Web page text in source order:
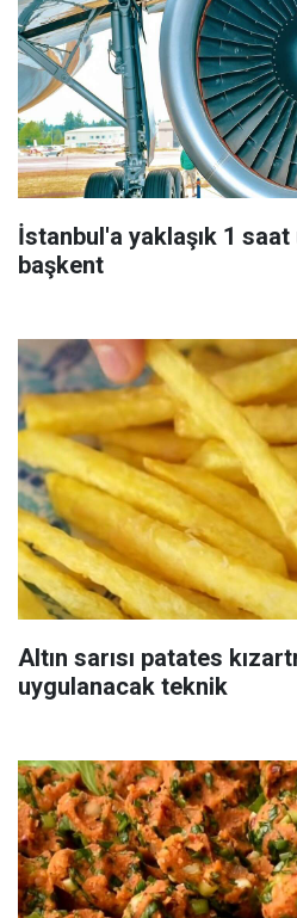
İstanbul'a yaklaşık 1
başkent
Altın sarısı patates
uygulanacak teknik